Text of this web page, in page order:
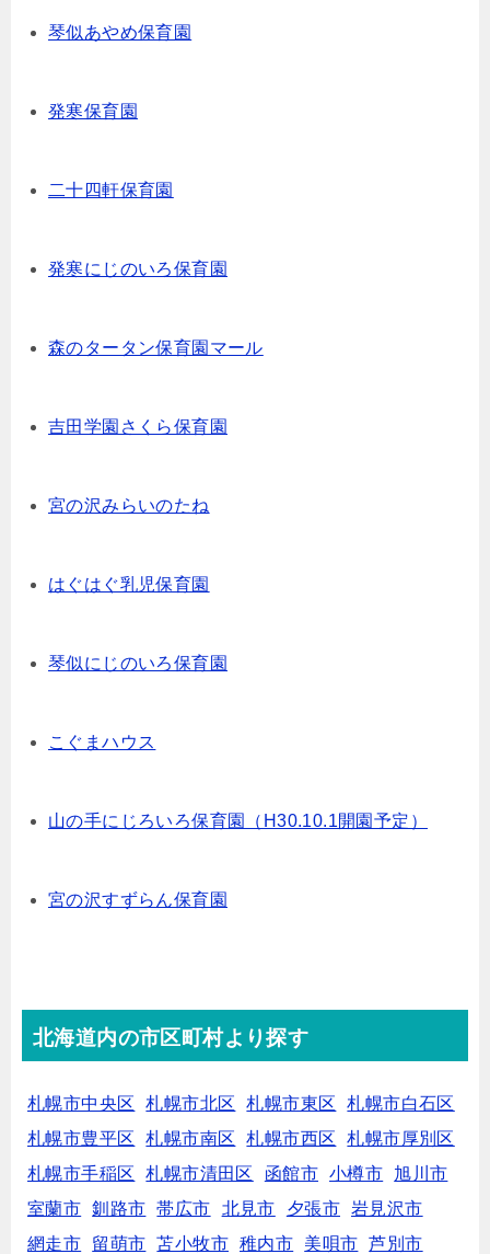
琴似あやめ保育園
発寒保育園
二十四軒保育園
発寒にじのいろ保育園
森のタータン保育園マール
吉田学園さくら保育園
宮の沢みらいのたね
はぐはぐ乳児保育園
琴似にじのいろ保育園
こぐまハウス
山の手にじろいろ保育園（H30.10.1開園予定）
宮の沢すずらん保育園
北海道内の市区町村より探す
札幌市中央区 札幌市北区 札幌市東区
札幌市白石区
札幌市豊平区
札幌市南区 札幌市西区
札幌市厚別区
札幌市手稲区
札幌市清田区 函館市 小樽市
旭川市
室蘭市
釧路市 帯広市 北見市 夕張市 岩見沢市
網走市
留萌市 苫小牧市 稚内市 美唄市
芦別市